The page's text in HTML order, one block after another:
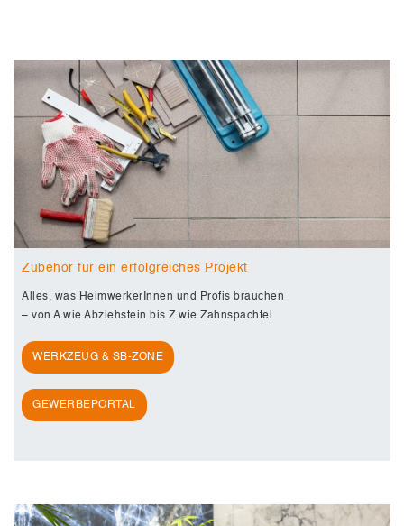
Zubehör für ein erfolgreiches Projekt
Alles, was HeimwerkerInnen und Profis brauchen
– von A wie Abziehstein bis Z wie Zahnspachtel
WERKZEUG & SB-ZONE
GEWERBEPORTAL